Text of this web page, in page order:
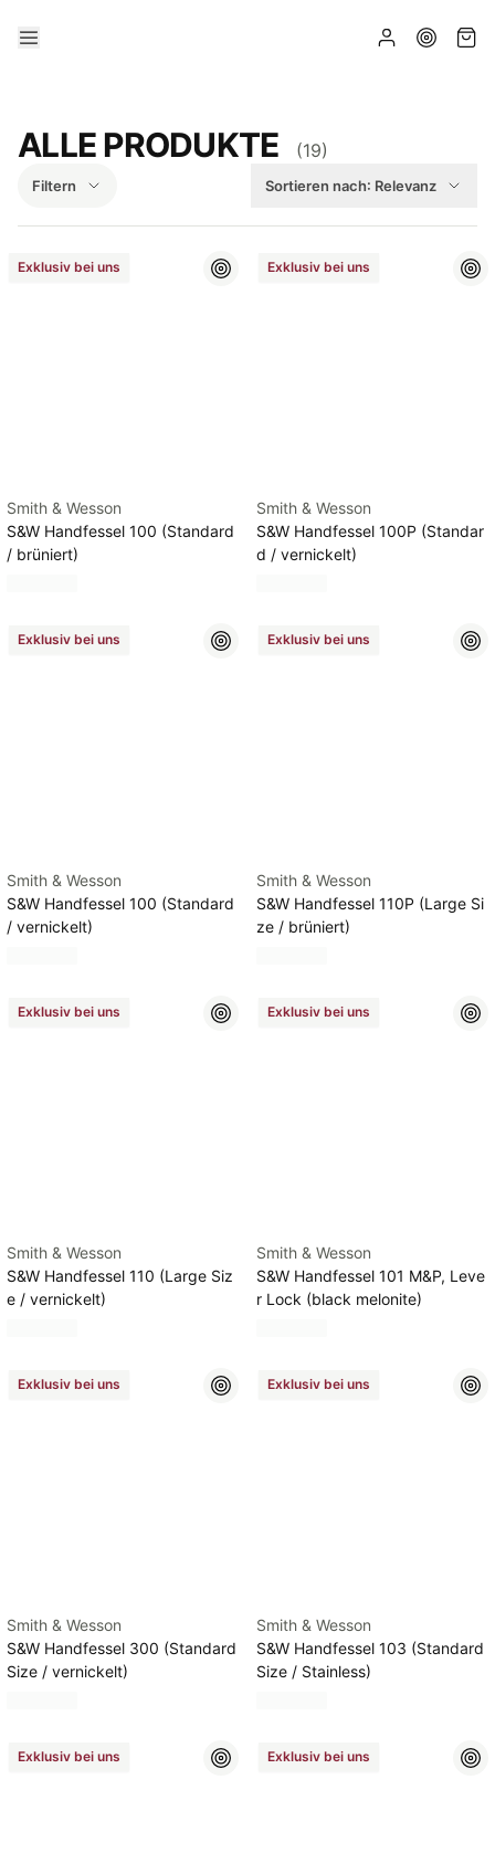
ALLE PRODUKTE (19)
Filtern Sortieren nach: Relevanz
Exklusiv bei uns
Smith & Wesson
S&W Handfessel 100 (Standard
/ brüniert)
Exklusiv bei uns
Smith & Wesson
S&W Handfessel 100P (Standar
d / vernickelt)
Exklusiv bei uns
Smith & Wesson
S&W Handfessel 100 (Standard
/ vernickelt)
Exklusiv bei uns
Smith & Wesson
S&W Handfessel 110P (Large Si
ze / brüniert)
Exklusiv bei uns
Smith & Wesson
S&W Handfessel 110 (Large Siz
e / vernickelt)
Exklusiv bei uns
Smith & Wesson
S&W Handfessel 101 M&P, Leve
r Lock (black melonite)
Exklusiv bei uns
Smith & Wesson
S&W Handfessel 300 (Standard
Size / vernickelt)
Exklusiv bei uns
Smith & Wesson
S&W Handfessel 103 (Standard
Size / Stainless)
Exklusiv bei uns Exklusiv bei uns